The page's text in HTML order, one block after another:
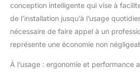
conception intelligente qui vise à
de l’installation jusqu’à l’usage
nécessaire de faire appel à un
représente une économie non
À l’usage : ergonomie et performance